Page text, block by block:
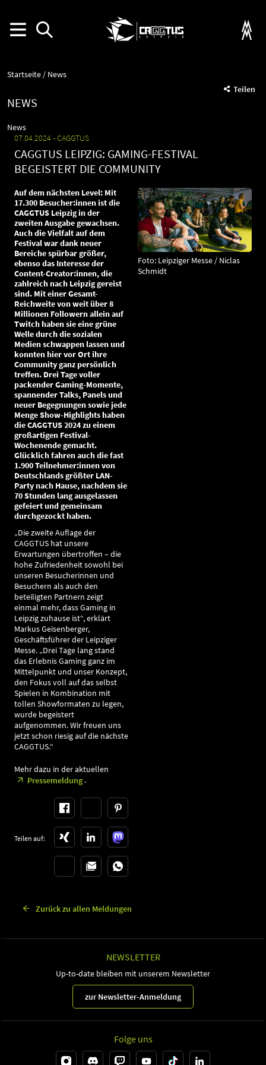
Startseite
News
Teilen
NEWS
News
07.04.2024 CAGGTUS
CAGGTUS LEIPZIG: GAMING-FESTIVAL
BEGEISTERT DIE COMMUNITY
Auf dem nächsten Level: Mit
17.300 Besucher:innen ist die
CAGGTUS Leipzig in der
zweiten Ausgabe gewachsen.
Auch die Vielfalt auf dem
Festival war dank neuer
Bereiche spürbar größer,
ebenso das Interesse der
Content-Creator:innen, die
zahlreich nach Leipzig gereist
sind. Mit einer Gesamt-
Reichweite von weit über 8
Millionen Followern allein auf
Twitch haben sie eine grüne
Welle durch die sozialen
Medien schwappen lassen und
konnten hier vor Ort ihre
Community ganz persönlich
treffen. Drei Tage voller
packender Gaming-Momente,
spannender Talks, Panels und
neuer Begegnungen sowie jede
Menge Show-Highlights haben
die CAGGTUS 2024 zu einem
großartigen Festival-
Wochenende gemacht.
Glücklich fahren auch die fast
1.900 Teilnehmer:innen von
Deutschlands größter LAN-
Party nach Hause, nachdem sie
70 Stunden lang ausgelassen
gefeiert und gemeinsam
durchgezockt haben.
„Die zweite Auflage der
CAGGTUS hat unsere
Erwartungen übertroffen – die
hohe Zufriedenheit sowohl bei
unseren Besucherinnen und
Besuchern als auch den
beteiligten Partnern zeigt
einmal mehr, dass Gaming in
Leipzig zuhause ist“, erklärt
Markus Geisenberger,
Geschäftsführer der Leipziger
Messe. „Drei Tage lang stand
das Erlebnis Gaming ganz im
Mittelpunkt und unser Konzept,
den Fokus voll auf das selbst
Spielen in Kombination mit
tollen Showformaten zu legen,
wurde begeistert
aufgenommen. Wir freuen uns
jetzt schon riesig auf die nächste
CAGGTUS.“
Mehr dazu in der aktuellen
Pressemeldung.
Teilen auf:
Foto: Leipziger Messe / Niclas
Schmidt
Zurück zu allen Meldungen
NEWSLETTER
Up-to-date bleiben mit unserem Newsletter
zur Newsletter-Anmeldung
Folge uns